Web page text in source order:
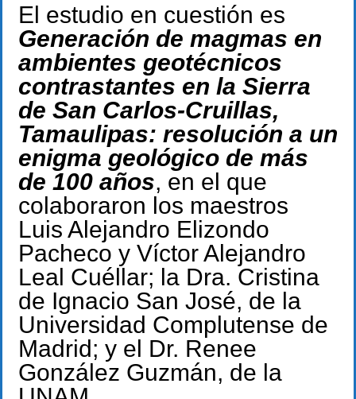
El estudio en cuestión es
Generación de magmas en
ambientes geotécnicos
contrastantes en la Sierra
de San Carlos-Cruillas,
Tamaulipas: resolución a un
enigma geológico de más
de 100 años, en el que
colaboraron los maestros
Luis Alejandro Elizondo
Pacheco y Víctor Alejandro
Leal Cuéllar; la Dra. Cristina
de Ignacio San José, de la
Universidad Complutense de
Madrid; y el Dr. Renee
González Guzmán, de la